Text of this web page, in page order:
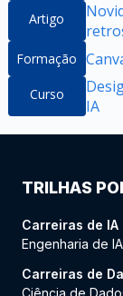
Artigo
Formação
Curso
IA
TRILHAS
Carreiras de IA
Engenharia de IA
Carreiras de
Ciência de